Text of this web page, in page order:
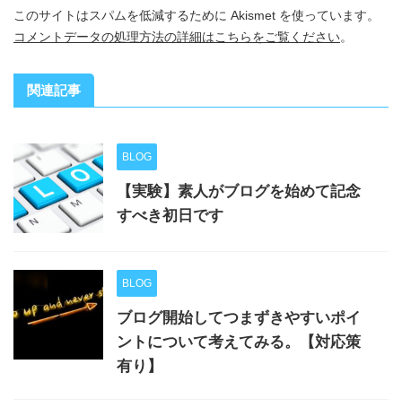
このサイトはスパムを低減するために Akismet を使っています。
コメントデータの処理方法の詳細はこちらをご覧ください。
関連記事
BLOG
【実験】素人がブログを始めて記念
すべき初日です
BLOG
ブログ開始してつまずきやすいポイ
ントについて考えてみる。【対応策
有り】